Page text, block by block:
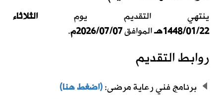
ينتهي التقديم يومالثلاثاء
1448/01/22هـ الموافق2026/07/07م .
روابط التقديم
برنامج فني رعاية مرضى:(اضغط هنا)